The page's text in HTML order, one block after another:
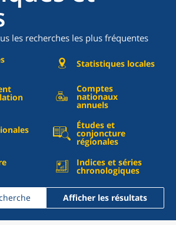
les recherches les plus fréquentes
Statistiques locales
Comptes
nationaux
annuels
Études et
conjoncture
régionales
Indices et séries
chronologiques
Afficher les résultats